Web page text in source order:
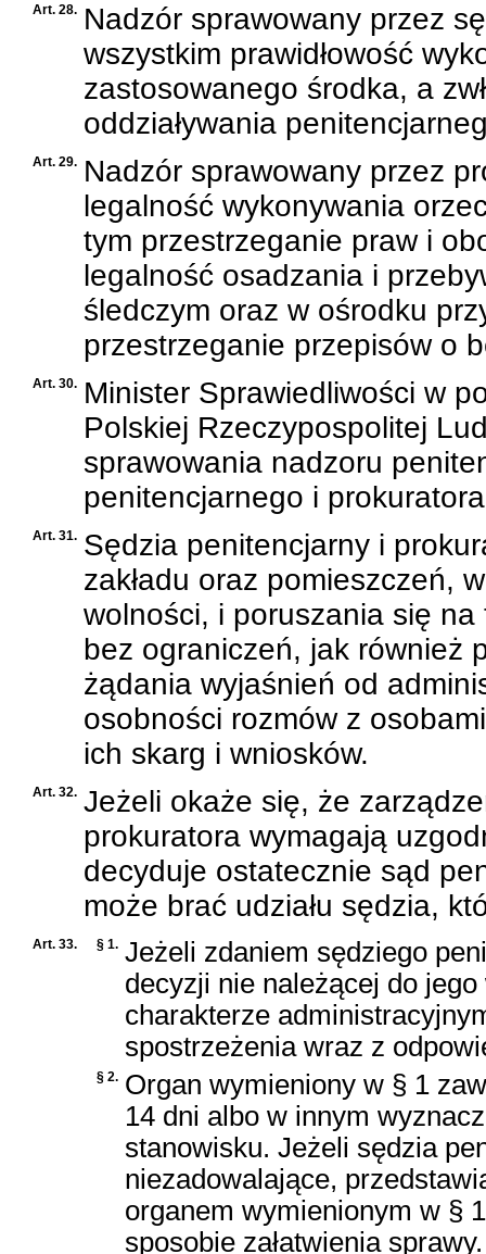
Art. 28. Nadzór sprawowany przez
wszystkim prawidłowość
zastosowanego środka, a
oddziaływania
Art. 29. Nadzór sprawowany przez
legalność wykonywania
tym przestrzeganie praw i
legalność osadzania i
śledczym oraz w ośrodku
przestrzeganie przepisów o
Art. 30. Minister Sprawiedliwości w
Polskiej Rzeczypospolitej
sprawowania nadzoru
penitencjarnego i
Art. 31. Sędzia penitencjarny i
zakładu oraz pomieszczeń,
wolności, i poruszania się
bez ograniczeń, jak również
żądania wyjaśnień od
osobności rozmów z
ich skarg i wniosków.
Art. 32. Jeżeli okaże się, że
prokuratora wymagają
decyduje ostatecznie sąd
może brać udziału sędzia,
Art. 33. § 1. Jeżeli zdaniem sędziego
decyzji nie należącej do
charakterze
spostrzeżenia wraz z
§ 2. Organ wymieniony w § 1
14 dni albo w innym
stanowisku. Jeżeli sędzia
niezadowalające,
organem wymienionym w §
sposobie załatwienia sprawy.